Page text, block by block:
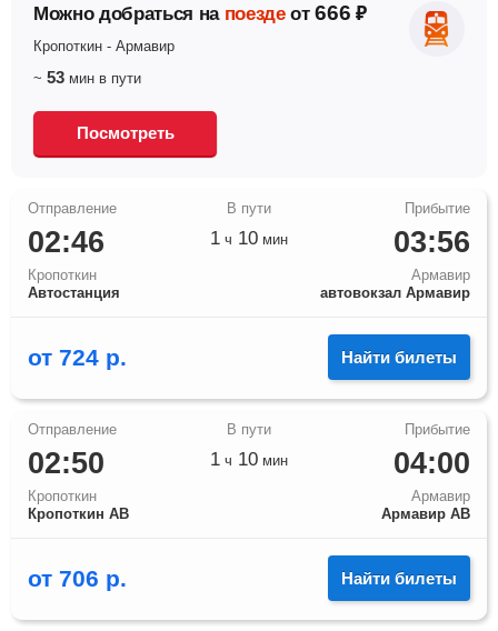
Можно добраться на поезде от 666 ₽
Кропоткин - Армавир
~ 53 мин в пути
Посмотреть
02:46
Кропоткин
Автостанция
03:56
Армавир
автовокзал Армавир
1 ч 10 мин
от 724 р. Найти билеты
02:50
Кропоткин
Кропоткин АВ
04:00
Армавир
Армавир АВ
1 ч 10 мин
от 706 р. Найти билеты